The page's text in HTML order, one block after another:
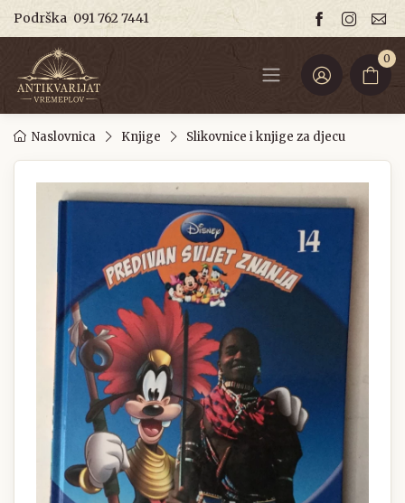
Podrška 091 762 7441
0
Naslovnica Knjige Slikovnice i knjige za djecu